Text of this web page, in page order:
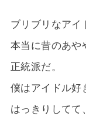
ブリブリなアイ
本当に昔のあや
正統派だ。
僕はアイドル好
はっきりしてて